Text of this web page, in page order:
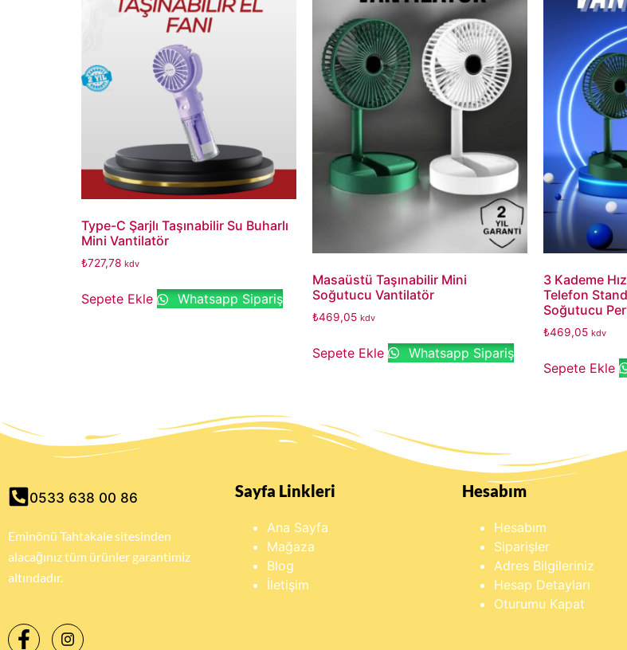
Type-C Şarjlı Taşınabilir Su Buharlı
Mini Vantilatör
₺727,78 kdv
Sepete Ekle Whatsapp Sipariş
Masaüstü Taşınabilir Mini
Soğutucu Vantilatör
₺469,05 kdv
Sepete Ekle Whatsapp Sipariş
3 Kademe
Telefon
Soğutucu
₺469,05 kdv
Sepete Ekle
0533 638 00 86
Eminönü Tahtakale sitesinden
alacağınız tüm ürünler garantimiz
altındadır.
Sayfa Linkleri
Ana Sayfa
Mağaza
Blog
İletişim
Hesabım
Hesabım
Siparişler
Adres Bilgileriniz
Hesap Detayları
Oturumu Kapat